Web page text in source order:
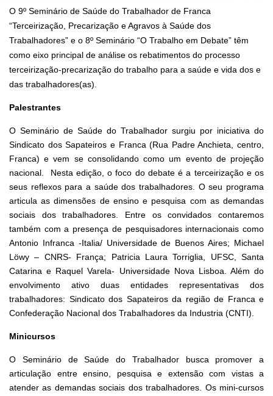
O 9º Seminário de Saúde do Trabalhador de Franca
“Terceirização, Precarização e Agravos à Saúde dos
Trabalhadores” e o 8º Seminário “O Trabalho em Debate” têm
como eixo principal de análise os rebatimentos do processo
terceirização-precarização do trabalho para a saúde e vida dos e
das trabalhadores(as).
Palestrantes
O Seminário de Saúde do Trabalhador surgiu por iniciativa do
Sindicato dos Sapateiros e Franca (Rua Padre Anchieta, centro,
Franca) e vem se consolidando como um evento de projeção
nacional. Nesta edição, o foco do debate é a terceirização e os
seus reflexos para a saúde dos trabalhadores. O seu programa
articula as dimensões de ensino e pesquisa com as demandas
sociais dos trabalhadores. Entre os convidados contaremos
também com a presença de pesquisadores internacionais como
Antonio Infranca -Italia/ Universidade de Buenos Aires; Michael
Löwy – CNRS- França; Patricia Laura Torriglia, UFSC, Santa
Catarina e Raquel Varela- Universidade Nova Lisboa. Além do
envolvimento ativo duas entidades representativas dos
trabalhadores: Sindicato dos Sapateiros da região de Franca e
Confederação Nacional dos Trabalhadores da Industria (CNTI).
Minicursos
O Seminário de Saúde do Trabalhador busca promover a
articulação entre ensino, pesquisa e extensão com vistas a
atender as demandas sociais dos trabalhadores. Os mini-cursos